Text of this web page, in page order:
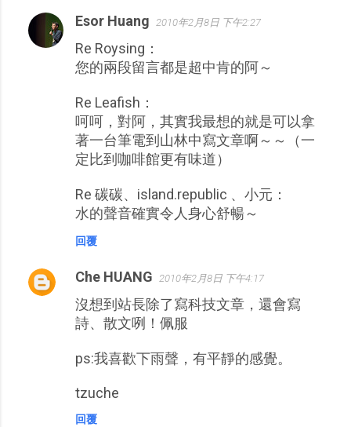
Esor Huang 2010年2月8日 下午2:27
Re Roysing：
您的兩段留言都是超中肯的阿～
Re Leafish：
呵呵，對阿，其實我最想的就是可以拿
著一台筆電到山林中寫文章啊～～（一
定比到咖啡館更有味道）
Re 碳碳、island.republic 、小元：
水的聲音確實令人身心舒暢～
回覆
Che HUANG 2010年2月8日 下午4:17
沒想到站長除了寫科技文章，還會寫
詩、散文咧！佩服
ps:我喜歡下雨聲，有平靜的感覺。
tzuche
回覆